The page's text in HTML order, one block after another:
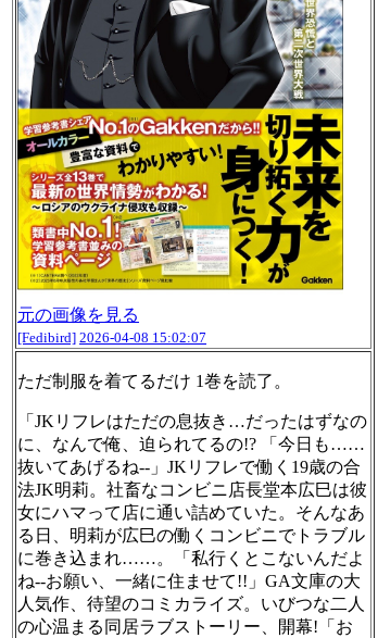
元の画像を見る
[Fedibird] 2026-04-08 15:02:07
ただ制服を着てるだけ 1巻を読了。
「JKリフレはただの息抜き…だったはずなの
に、なんで俺、迫られてるの!? 「今日も……
抜いてあげるね--」JKリフレで働く19歳の合
法JK明莉。社畜なコンビニ店長堂本広巳は彼
女にハマって店に通い詰めていた。そんなあ
る日、明莉が広巳の働くコンビニでトラブル
に巻き込まれ……。「私行くとこないんだよ
ね--お願い、一緒に住ませて!!」GA文庫の大
人気作、待望のコミカライズ。いびつな二人
の心温まる同居ラブストーリー、開幕!「お